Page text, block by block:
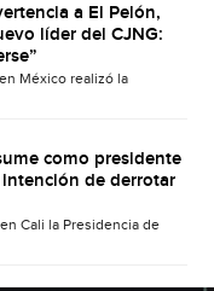
a El Pelón,
líder del CJNG:
México realizó la
como presidente
de derrotar
Cali la Presidencia de